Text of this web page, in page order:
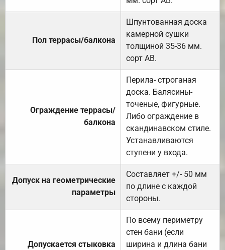
Пол террасы/балкона
Шпунтованная доска
камерной сушки
толщиной 35-36 мм.
сорт АВ.
Ограждение террасы/
балкона
Перила- строганая
доска. Балясины-
точеные, фигурные.
Либо ограждение в
скандинавском стиле.
Устанавливаются
ступени у входа.
Допуск на геометрические
параметры
Составляет +/- 50 мм
по длине с каждой
стороны.
Допускается стыковка
По всему периметру
стен бани (если
ширина и длина бани